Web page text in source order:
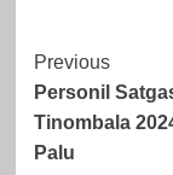
Post
Previous
Personil
Tinombala
Palu